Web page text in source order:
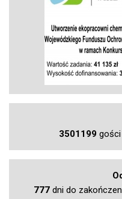
3501199 gości
777dni do